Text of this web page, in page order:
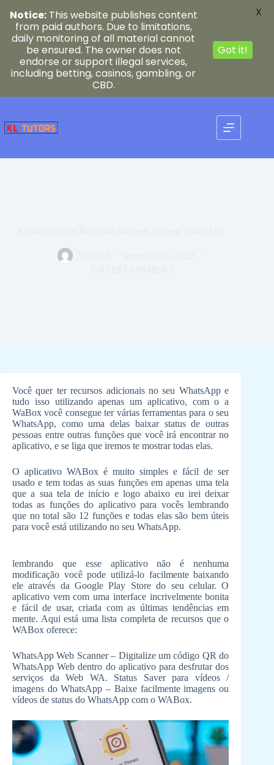
conteúdo
Você quer ter recursos adicionais no seu WhatsApp e
tudo isso utilizando apenas um aplicativo, com o a
WaBox você consegue ter várias ferramentas para o seu
WhatsApp, como uma delas baixar status de outras
pessoas entre outras funções que você irá encontrar no
aplicativo, e se liga que iremos te mostrar todas elas.
O aplicativo WABox é muito simples e fácil de ser
usado e tem todas as suas funções em apenas uma tela
que a sua tela de início e logo abaixo eu irei deixar
todas as funções do aplicativo para vocês lembrando
que no total são 12 funções e todas elas são bem úteis
para você está utilizando no seu WhatsApp.
lembrando que esse aplicativo não é nenhuma
modificação você pode utilizá-lo facilmente baixando
ele através da Google Play Store do seu celular. O
aplicativo vem com uma interface incrivelmente bonita
e fácil de usar, criada com as últimas tendências em
mente. Aqui está uma lista completa de recursos que o
WABox oferece:
WhatsApp Web Scanner – Digitalize um código QR do
WhatsApp Web dentro do aplicativo para desfrutar dos
serviços da Web WA. Status Saver para vídeos /
imagens do WhatsApp – Baixe facilmente imagens ou
vídeos de status do WhatsApp com o WABox.
Notice:This website publishes content
from paid authors. Due to limitations,
daily monitoring of all material cannot
be ensured. The owner does not
endorse or support illegal services,
including betting, casinos, gambling, or
CBD.
Got it!
X